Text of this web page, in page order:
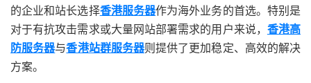
的企业和站长选择香港服务器作为海外业务的首选。特别是
对于有抗攻击需求或大量网站部署需求的用户来说， 香港高
防服务器与香港站群服务器则提供了更加稳定、高效的解决
方案。